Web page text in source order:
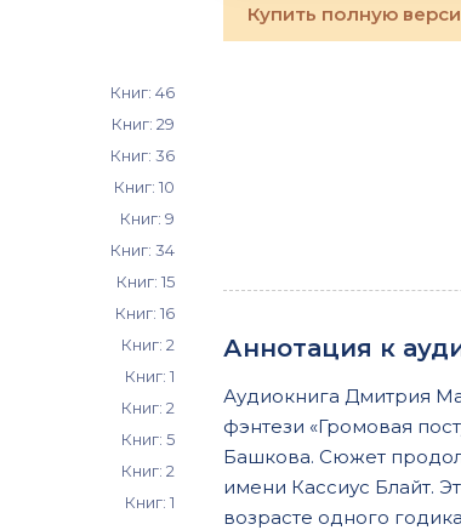
Книг: 46
Книг: 29
Книг: 36
Книг: 10
Книг: 9
Книг: 34
Книг: 15
Книг: 16
Книг: 2
Книг: 1
Книг: 2
Книг: 5
Книг: 2
Книг: 1
Купить полную
Аннотация к
Аудиокнига Дмитрия
фэнтези «Громовая
Башкова. Сюжет
имени Кассиус Блайт.
возрасте одного